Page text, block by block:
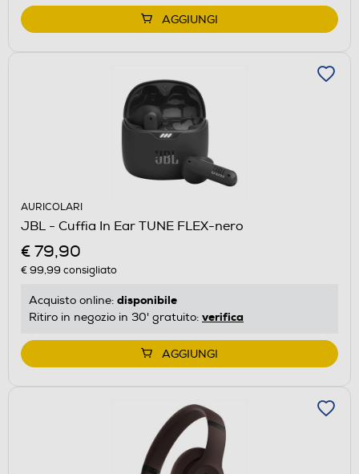
AGGIUNGI
AURICOLARI
JBL - Cuffia In Ear TUNE FLEX-nero
€ 79,90
€ 99,99 consigliato
Acquisto online: disponibile
Ritiro in negozio in 30' gratuito: verifica
AGGIUNGI